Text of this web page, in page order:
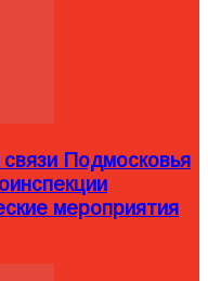
Подмосковья
мероприятия